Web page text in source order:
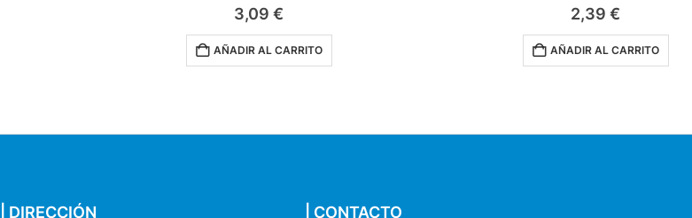
2,39€
AÑADIR AL CARRITO
0,89€
AÑADIR AL CARRITO
| DIRECCIÓN | CONTACTO